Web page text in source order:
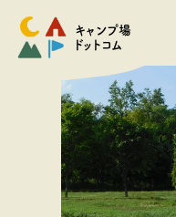
キャンプ場
ドットコム
予約